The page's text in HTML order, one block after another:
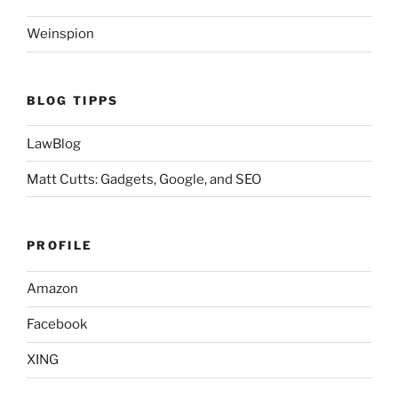
Weinspion
BLOG TIPPS
LawBlog
Matt Cutts: Gadgets, Google, and SEO
PROFILE
Amazon
Facebook
XING